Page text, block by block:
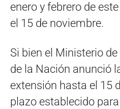
enero y febrero de
el 15 de noviembre.
Si bien el Ministerio
de la Nación anunció
extensión hasta el 15
plazo establecido